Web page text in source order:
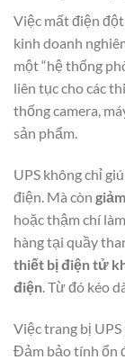
Việc mất điện
kinh doanh
một “hệ thống
liên tục cho các
thống camera,
sản phẩm.
UPS không chỉ
điện. Mà còn
hoặc thậm chí
hàng tại quầy
thiết bị điện tử
điện. Từ đó kéo
Việc trang bị
Đảm bảo tính ổn